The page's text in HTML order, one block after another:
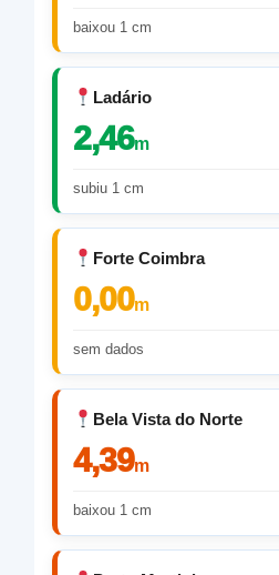
baixou 1 cm
Ladário
2,46m
subiu 1 cm
Forte Coimbra
0,00m
sem dados
Bela Vista do Norte
4,39m
baixou 1 cm